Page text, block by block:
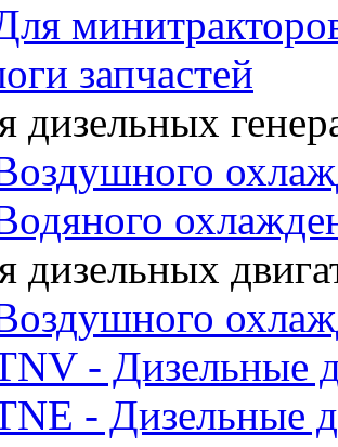
запчастей
дизельных
дизельных
- Дизельные
- Дизельные